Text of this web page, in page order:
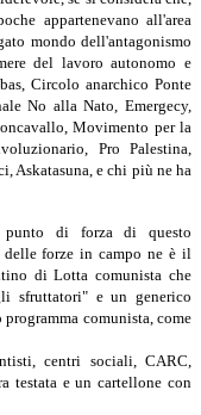
appartenevano all'area
mondo dell'antagonismo
del lavoro autonomo e
Circolo anarchico Ponte
No alla Nato, Emergecy,
Movimento per la
Pro Palestina,
Askatasuna, e chi più ne ha
punto di forza di questo
delle forze in campo ne è il
di Lotta comunista che
sfruttatori" e un generico
comunista, come
centri sociali, CARC,
testata e un cartellone con